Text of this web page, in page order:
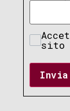
sito
Invia